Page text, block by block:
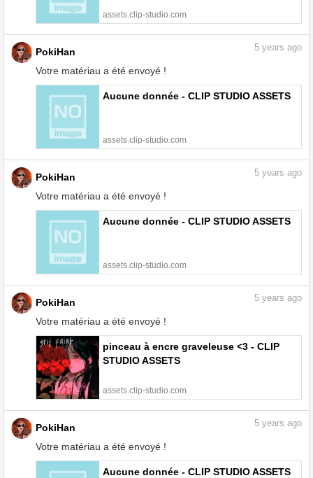
assets.clip-studio.com
PokiHan
Votre matériau a été envoyé !
5 years ago
Aucune donnée - CLIP STUDIO ASSETS
assets.clip-studio.com
PokiHan
Votre matériau a été envoyé !
5 years ago
Aucune donnée - CLIP STUDIO ASSETS
assets.clip-studio.com
PokiHan
Votre matériau a été envoyé !
5 years ago
pinceau à encre graveleuse <3 - CLIP
STUDIO ASSETS
assets.clip-studio.com
PokiHan
Votre matériau a été envoyé !
5 years ago
Aucune donnée - CLIP STUDIO ASSETS